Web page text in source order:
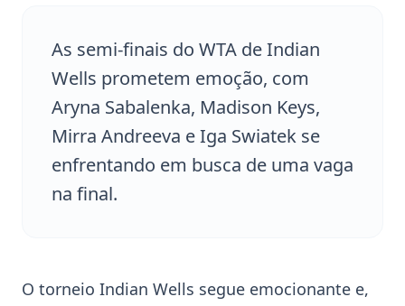
As semi-finais do WTA de Indian
Wells prometem emoção, com
Aryna Sabalenka, Madison Keys,
Mirra Andreeva e Iga Swiatek se
enfrentando em busca de uma vaga
na final.
O torneio Indian Wells segue emocionante e,